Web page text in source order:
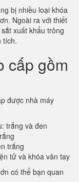
bị nhiều loại khóa
Ngoài ra với thiết
xuất khẩu trông
tích.
cấp gồm
được nhà máy
trắng và đen
trắng
tử và khóa vân tay
có thể bạn quan